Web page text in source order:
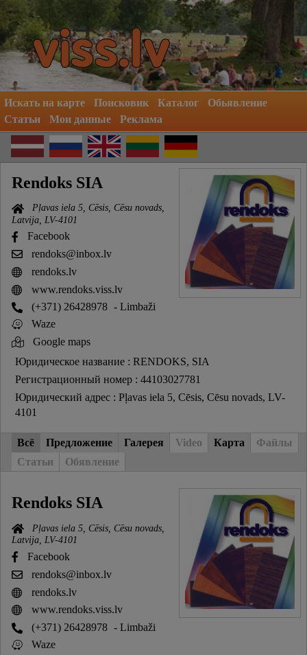
Искать на карте Поисковик Каталог
Обьявление
Статьи
Мои данные Реклама
Rendoks SIA
Pļavas iela 5, Cēsis, Cēsu novads,
Latvija, LV-4101
Facebook
rendoks@inbox.lv
rendoks.lv
www.rendoks.viss.lv
(+371) 26428978 - Limbaži
Waze
Google maps
Юридическое название : RENDOKS, SIA
Регистрационный номер : 44103027781
Юридический адрес : Pļavas iela 5, Cēsis, Cēsu novads, LV-
4101
Всё Предложение Галерея Video Карта
Файлы
Статьи
Обявление
Rendoks SIA
Pļavas iela 5, Cēsis, Cēsu novads,
Latvija, LV-4101
Facebook
rendoks@inbox.lv
rendoks.lv
www.rendoks.viss.lv
(+371) 26428978 - Limbaži
Waze